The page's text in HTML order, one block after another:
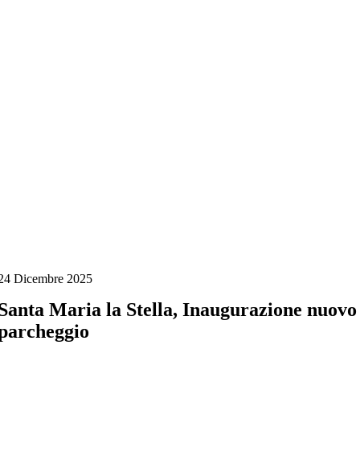
Dicembre 2025
Maria la Stella, Inaugurazione nuovo